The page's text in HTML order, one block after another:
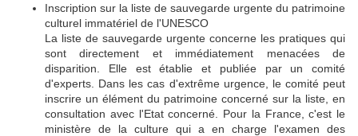
Inscription sur la liste de sauvegarde urgente du patrimoine
culturel immatériel de l'UNESCO
La liste de sauvegarde urgente concerne les pratiques qui
sont directement et immédiatement menacées de
disparition. Elle est établie et publiée par un comité
d'experts. Dans les cas d'extrême urgence, le comité peut
inscrire un élément du patrimoine concerné sur la liste, en
consultation avec l'Etat concerné. Pour la France, c'est le
ministère de la culture qui a en charge l'examen des